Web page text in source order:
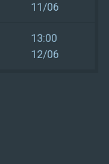
11/06
13:00
12/06